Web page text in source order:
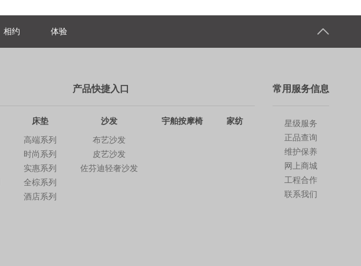
相约 体验
产品快捷入口
床垫
高端系列
时尚系列
实惠系列
全棕系列
酒店系列
沙发
布艺沙发
皮艺沙发
佐芬迪轻奢沙发
宇舶按摩椅 家纺
常用服务信息
星级服务
正品查询
维护保养
网上商城
工程合作
联系我们